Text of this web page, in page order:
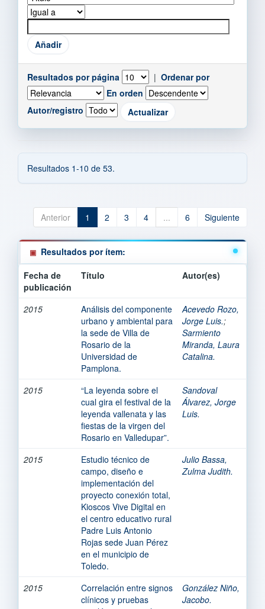
Resultados por página | Ordenar por
En orden
Autor/registro
Resultados 1-10 de 53.
Anterior 1 2 3 4 ... 6 Siguiente
Resultados por ítem:
Fecha de
publicación
Título Autor(es)
2015
Análisis del componente
urbano y ambiental para
la sede de Villa de
Rosario de la
Universidad de
Pamplona.
Acevedo Rozo,
Jorge Luis.;
Sarmiento
Miranda, Laura
Catalina.
2015
“La leyenda sobre el
cual gira el festival de la
leyenda vallenata y las
fiestas de la virgen del
Rosario en Valledupar”.
Sandoval
Álvarez, Jorge
Luis.
2015
Estudio técnico de
campo, diseño e
implementación del
proyecto conexión total,
Kioscos Vive Digital en
el centro educativo rural
Padre Luis Antonio
Rojas sede Juan Pérez
en el municipio de
Toledo.
Julio Bassa,
Zulma Judith.
2015
Correlación entre signos
clínicos y pruebas
González Niño,
Jacobo.